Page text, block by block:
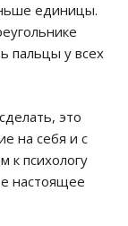
единицы.
пальцы у всех
это
на себя и с
к психологу
настоящее